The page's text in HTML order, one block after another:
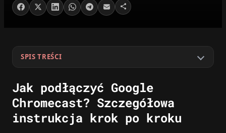
SPIS TREŚCI
Jak podłączyć Google
Chromecast? Szczegółowa
instrukcja krok po kroku